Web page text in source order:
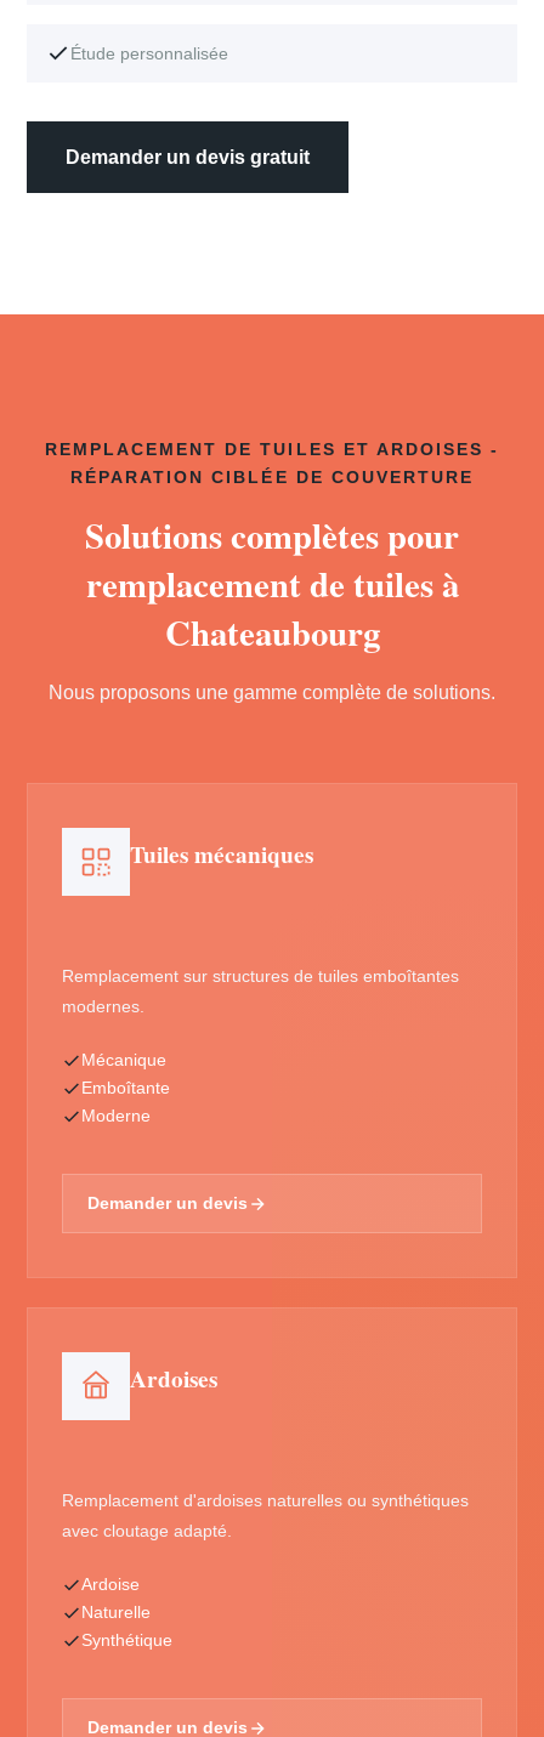
Étude personnalisée
Demander un devis gratuit
REMPLACEMENT DE TUILES ET ARDOISES -
RÉPARATION CIBLÉE DE COUVERTURE
Solutions complètes pour
remplacement de tuiles à
Chateaubourg
Nous proposons une gamme complète de solutions.
Tuiles mécaniques
Remplacement sur structures de tuiles emboîtantes
modernes.
Mécanique
Emboîtante
Moderne
Demander un devis
Ardoises
Remplacement d'ardoises naturelles ou synthétiques
avec cloutage adapté.
Ardoise
Naturelle
Synthétique
Demander un devis